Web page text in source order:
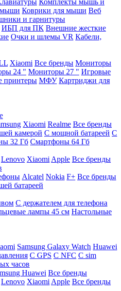
Комплекты мышь и
мыши Коврики для мыши Веб
и гарнитуры
ИБП для ПК Внешние жесткие
Очки и шлемы VR Кабели,
Xiaomi Все бренды Мониторы
24 " Мониторы 27 " Игровые
принтеры МФУ Картриджи для
Xiaomi Realme Все бренды
камерой С мощной батареей С
32 Гб Смартфоны 64 Гб
Lenovo Xiaomi Apple Все бренды
Alcatel Nokia F+ Все бренды
батареей
C держателем для телефона
лампы 45 см Настольные
Samsung Galaxy Watch Huawei
C GPS C NFC C sim
часов
Huawei Все бренды
Lenovo Xiaomi Apple Все бренды